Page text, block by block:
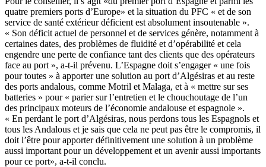
quatre premiers ports d’Europe» et la situation du PFC « et de son
service de santé extérieur déficient est absolument insoutenable ».
« Son déficit actuel de personnel et de services génère, notamment à
certaines dates, des problèmes de fluidité et d’opérabilité et cela
engendre une perte de confiance tant des clients que des opérateurs
face au port », a-t-il prévenu. L’Espagne doit s’engager « une fois
pour toutes » à apporter une solution au port d’Algésiras et au reste
des ports andalous, comme Motril et Malaga, et à « mettre sur ses
batteries » pour « parier sur l’entretien et le chouchoutage de l’un
des principaux moteurs de l’économie andalouse et espagnole ».
« En perdant le port d’Algésiras, nous perdons tous les Espagnols et
tous les Andalous et je sais que cela ne peut pas être le compromis, il
doit l’être pour apporter définitivement une solution à un problème
aussi important pour un développement et un avenir aussi importants
pour ce port», a-t-il conclu.